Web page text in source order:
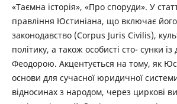
«Таємна історія», «Про споруди». У
правління Юстиніана, що включає його
законодавство (Corpus Juris Civilis),
політику, а також особисті сто- сунки
Феодорою. Акцентується на тому, як
основи для сучасної юридичної
відносинах з народом, через циркові